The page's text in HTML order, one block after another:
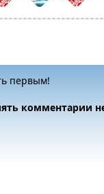
первым!
комментарии